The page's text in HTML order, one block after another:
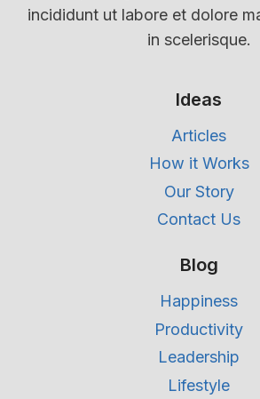
incididunt ut labore et dolore
in scelerisque.
Ideas
Articles
How it Works
Our Story
Contact Us
Blog
Happiness
Productivity
Leadership
Lifestyle